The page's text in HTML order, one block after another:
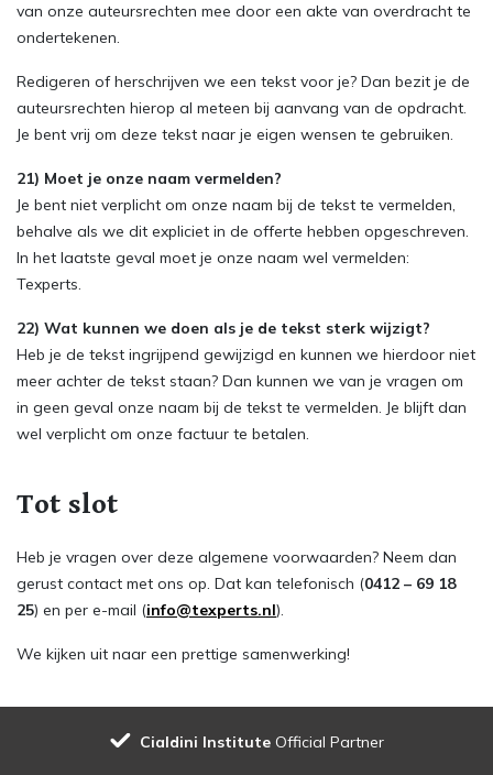
van onze auteursrechten mee door een akte van overdracht te
ondertekenen.
Redigeren of herschrijven we een tekst voor je? Dan bezit je de
auteursrechten hierop al meteen bij aanvang van de opdracht.
Je bent vrij om deze tekst naar je eigen wensen te gebruiken.
21) Moet je onze naam vermelden?
Je bent niet verplicht om onze naam bij de tekst te vermelden,
behalve als we dit expliciet in de offerte hebben opgeschreven.
In het laatste geval moet je onze naam wel vermelden:
Texperts.
22) Wat kunnen we doen als je de tekst sterk wijzigt?
Heb je de tekst ingrijpend gewijzigd en kunnen we hierdoor niet
meer achter de tekst staan? Dan kunnen we van je vragen om
in geen geval onze naam bij de tekst te vermelden. Je blijft dan
wel verplicht om onze factuur te betalen.
Tot slot
Heb je vragen over deze algemene voorwaarden? Neem dan
gerust contact met ons op. Dat kan telefonisch (0412 – 69 18
25) en per e-mail (info@texperts.nl).
We kijken uit naar een prettige samenwerking!
Cialdini Institute Official Partner